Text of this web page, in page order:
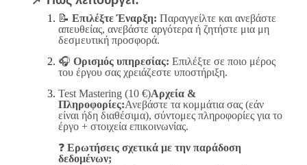
📝 Επιλέξτε Έναρξη: Παραγγείλτε και ανεβάστε
απευθείας, ανεβάστε αργότερα ή ζητήστε μια μη
δεσμευτική προσφορά.
🎧 Ορισμός υπηρεσίας: Επιλέξτε σε ποιο μέρος
του έργου σας χρειάζεστε υποστήριξη.
Test Mastering (10 €)Αρχεία &
Πληροφορίες:Ανεβάστε τα κομμάτια σας (εάν
είναι ήδη διαθέσιμα), σύντομες πληροφορίες για το
έργο + στοιχεία επικοινωνίας.
❓ Ερωτήσεις σχετικά με την παράδοση
δεδομένων;